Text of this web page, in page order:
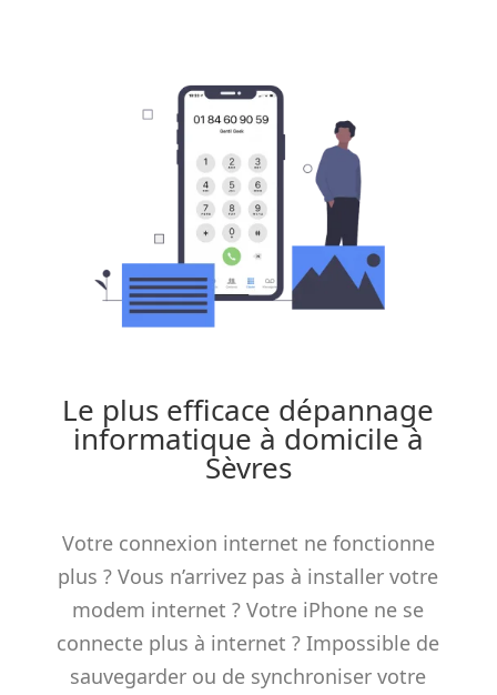
Le plus efficace dépannage
informatique à domicile à
Sèvres
Votre connexion internet ne fonctionne
plus ? Vous n’arrivez pas à installer votre
modem internet ? Votre iPhone ne se
connecte plus à internet ? Impossible de
sauvegarder ou de synchroniser votre